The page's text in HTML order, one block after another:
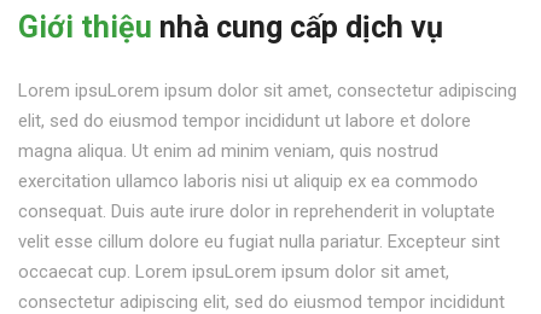
Giới thiệu nhà cung cấp dịch vụ
Lorem ipsuLorem ipsum dolor sit amet, consectetur adipiscing
elit, sed do eiusmod tempor incididunt ut labore et dolore
magna aliqua. Ut enim ad minim veniam, quis nostrud
exercitation ullamco laboris nisi ut aliquip ex ea commodo
consequat. Duis aute irure dolor in reprehenderit in voluptate
velit esse cillum dolore eu fugiat nulla pariatur. Excepteur sint
occaecat cup. Lorem ipsuLorem ipsum dolor sit amet,
consectetur adipiscing elit, sed do eiusmod tempor incididunt